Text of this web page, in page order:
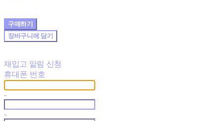
구매하기
장바구니에 담기
재입고 알림 신청
휴대폰 번호
-
-